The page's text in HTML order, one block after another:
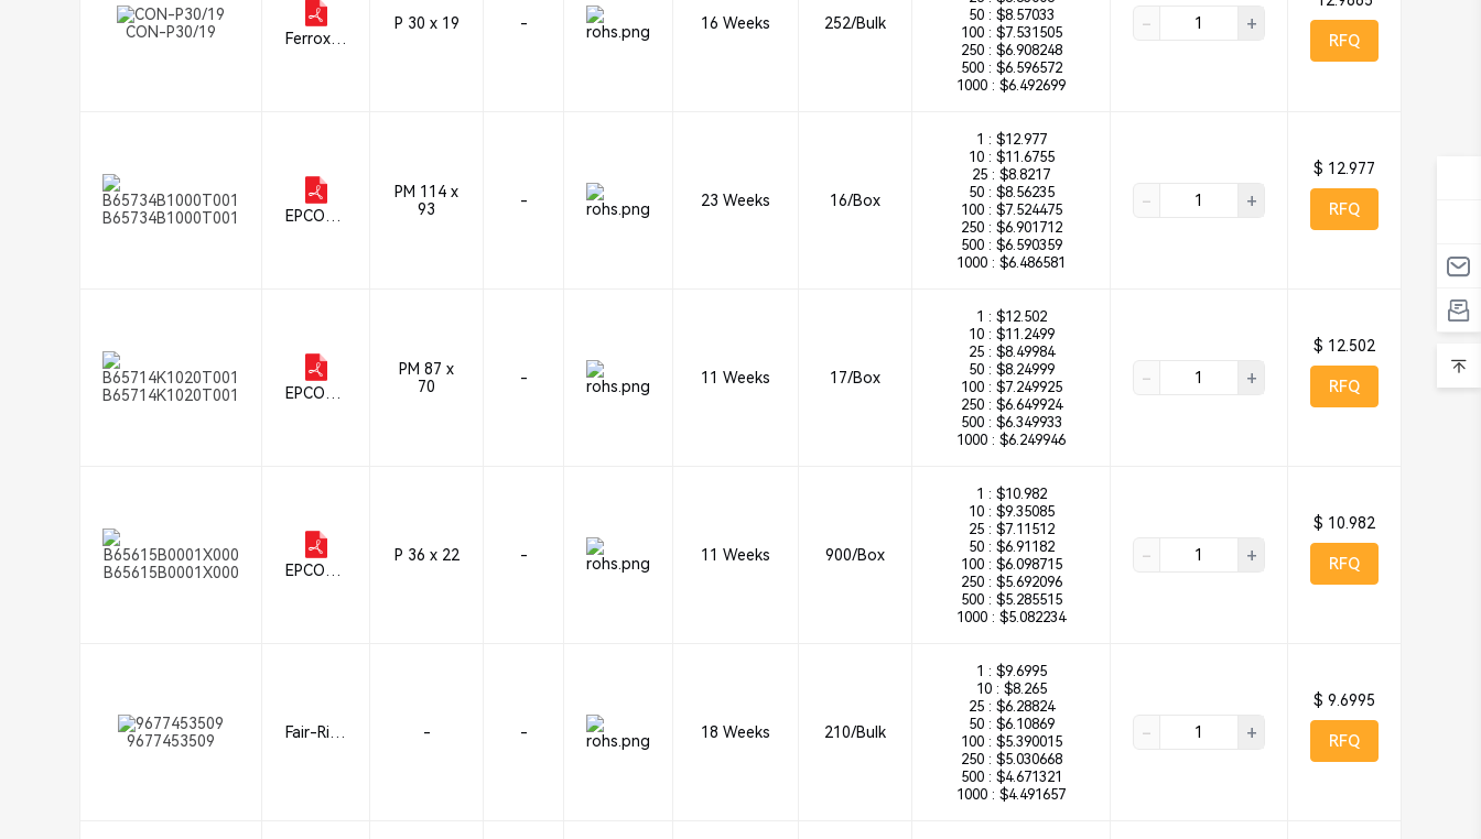
CON-P30/19
Ferroxcu
P 30 x 19 - 16 Weeks 252/Bulk
50 : $8.57033
100 : $7.531505
250 : $6.908248
500 : $6.596572
1000 : $6.492699
- +
RFQ
B65734B1000T001
EPCOS -
PM 114 x
93
- 23 Weeks 16/Box
1 : $12.977
10 : $11.6755
25 : $8.8217
50 : $8.56235
100 : $7.524475
250 : $6.901712
500 : $6.590359
1000 : $6.486581
- +
$ 12.977
RFQ
B65714K1020T001
EPCOS -
PM 87 x
70
- 11 Weeks 17/Box
1 : $12.502
10 : $11.2499
25 : $8.49984
50 : $8.24999
100 : $7.249925
250 : $6.649924
500 : $6.349933
1000 : $6.249946
- +
$ 12.502
RFQ
B65615B0001X000
EPCOS -
P 36 x 22 - 11 Weeks 900/Box
1 : $10.982
10 : $9.35085
25 : $7.11512
50 : $6.91182
100 : $6.098715
250 : $5.692096
500 : $5.285515
1000 : $5.082234
- +
$ 10.982
RFQ
9677453509
Fair-Rite
- - 18 Weeks 210/Bulk
1 : $9.6995
10 : $8.265
25 : $6.28824
50 : $6.10869
100 : $5.390015
250 : $5.030668
500 : $4.671321
1000 : $4.491657
- +
$ 9.6995
RFQ